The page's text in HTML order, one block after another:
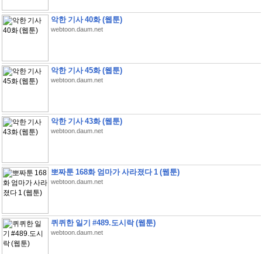
악한 기사 40화 (웹툰)
webtoon.daum.net
악한 기사 45화 (웹툰)
webtoon.daum.net
악한 기사 43화 (웹툰)
webtoon.daum.net
뽀짜툰 168화 엄마가 사라졌다 1 (웹툰)
webtoon.daum.net
퀴퀴한 일기 #489.도시락 (웹툰)
webtoon.daum.net